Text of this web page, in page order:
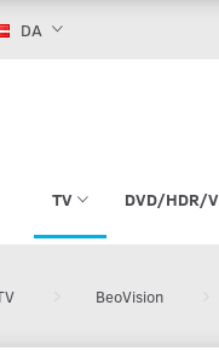
DA
TV DVD/HDR/
BeoVision